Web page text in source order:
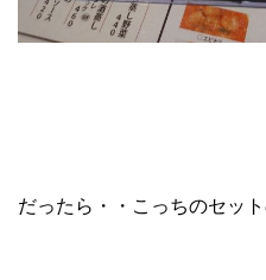
だったら・・こっちのセッ